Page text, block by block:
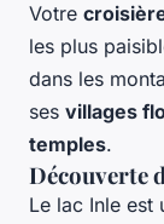
Votre
les plus
dans les
ses villages
temples.
Découverte
Le lac Inle est